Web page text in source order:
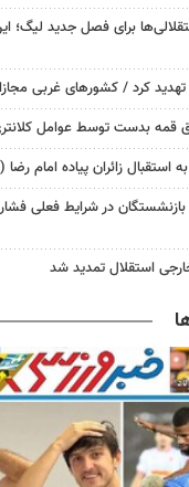
کرد / کشورهای غربی
بدست توسط عوامل کلانتری ۱۹
استقبال زائران پیاده امام
در شرایط فعلی
استقلال تمدید شد